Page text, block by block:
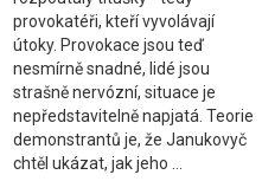
provokatéři, kteří vyvolávají
útoky. Provokace jsou teď
nesmírně snadné, lidé jsou
strašně nervózní, situace je
nepředstavitelně napjatá. Teorie
demonstrantů je, že Janukovyč
chtěl ukázat, jak jeho ...